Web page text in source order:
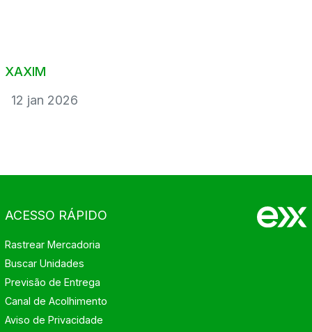
XAXIM
12 jan 2026
ACESSO RÁPIDO
Rastrear Mercadoria
Buscar Unidades
Previsão de Entrega
Canal de Acolhimento
Aviso de Privacidade